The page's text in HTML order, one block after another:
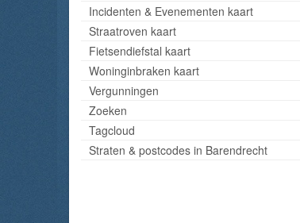
Incidenten & Evenementen kaart
Straatroven kaart
Fietsendiefstal kaart
Woninginbraken kaart
Vergunningen
Zoeken
Tagcloud
Straten & postcodes in Barendrecht